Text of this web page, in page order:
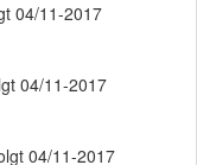
04/11-2017
04/11-2017
04/11-2017